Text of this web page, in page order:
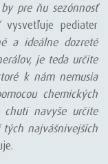
pre ňu sezónnosť
vysvetľuje pediater
a ideálne dozreté
je teda určite
k nám nemusia
chemických
navyše určite
najvášnivejších